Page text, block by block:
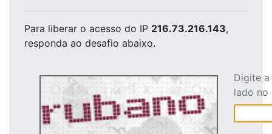
Para liberar o acesso do IP 216.73.216.143,
responda ao desafio abaixo.
Digite
lado no